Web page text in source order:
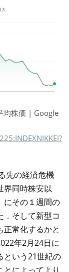
均株価 | Google
先の経済危機
界同時株安以
にその１週間の
．そして新型コ
正常化するかと
年2月24日に
という21世紀の